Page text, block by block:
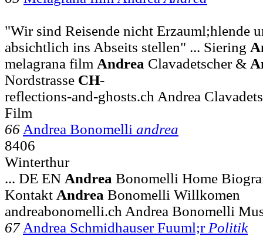
"Wir sind Reisende nicht Erzauml;hlende
absichtlich ins Abseits stellen" ... Siering
melagrana film Andrea Clavadetscher &
Nordstrasse CH-
reflections-and-ghosts.ch Andrea
Film
66 Andrea Bonomelli andrea
8406
Winterthur
... DE EN Andrea Bonomelli Home
Kontakt Andrea Bonomelli Willkomen
andreabonomelli.ch Andrea Bonomelli
67 Andrea Schmidhauser Fuuml;r Politik